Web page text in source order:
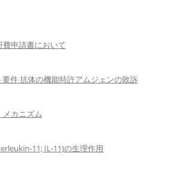
費申請書において
件 抗体の機能特許アムジェンの敗訴
メカニズム
11; IL-11)の生理作用